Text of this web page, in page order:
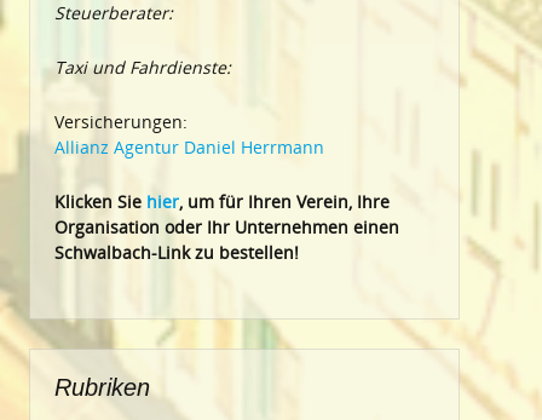
Steuerberater:
Taxi und Fahrdienste:
Versicherungen:
Allianz Agentur Daniel Herrmann
Klicken Sie hier, um für Ihren Verein, Ihre
Organisation oder Ihr Unternehmen einen
Schwalbach-Link zu bestellen!
Rubriken